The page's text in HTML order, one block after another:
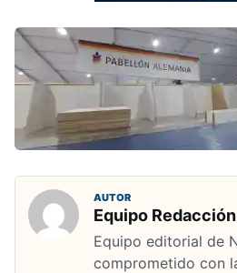
AUTOR
Equipo Redacción
Equipo editorial de
comprometido con